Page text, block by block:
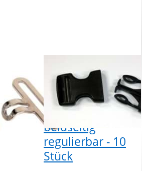
Steckschließer
aus Acetal -
50mm
Durchlass -
beidseitig
regulierbar - 10
Stück